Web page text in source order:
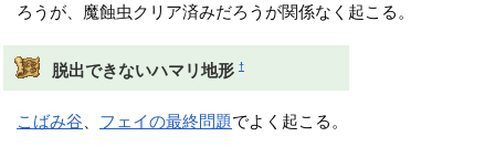
ろうが、魔蝕虫クリア済みだろうが関係なく起こる。
脱出できないハマリ地形 †
こばみ谷 フェイの最終問題でよく起こる。